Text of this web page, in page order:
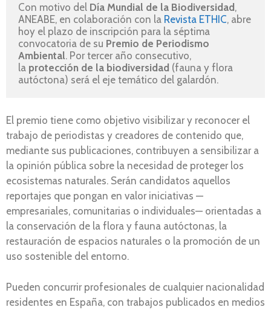
Con motivo del Día Mundial de la Biodiversidad,
ANEABE, en colaboración con la Revista ETHIC, abre
hoy el plazo de inscripción para la séptima
convocatoria de su Premio de Periodismo
Ambiental. Por tercer año consecutivo,
la protección de la biodiversidad (fauna y flora
autóctona) será el eje temático del galardón.
El premio tiene como objetivo visibilizar y reconocer el
trabajo de periodistas y creadores de contenido que,
mediante sus publicaciones, contribuyen a sensibilizar a
la opinión pública sobre la necesidad de proteger los
ecosistemas naturales. Serán candidatos aquellos
reportajes que pongan en valor iniciativas —
empresariales, comunitarias o individuales— orientadas a
la conservación de la flora y fauna autóctonas, la
restauración de espacios naturales o la promoción de un
uso sostenible del entorno.
Pueden concurrir profesionales de cualquier nacionalidad
residentes en España, con trabajos publicados en medios